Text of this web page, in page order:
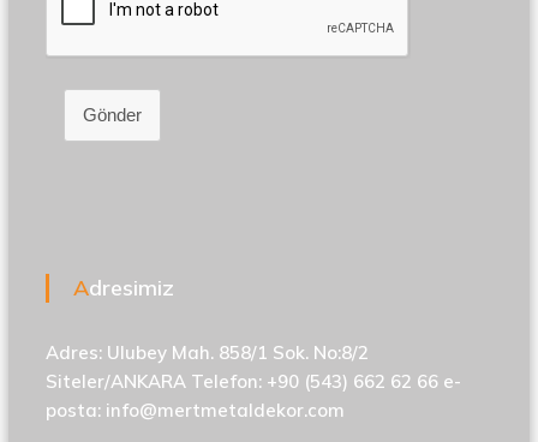
Gönder
Adresimiz
Adres: Ulubey Mah. 858/1 Sok. No:8/2
Siteler/ANKARA Telefon: +90 (543) 662 62 66 e-
posta: info@mertmetaldekor.com